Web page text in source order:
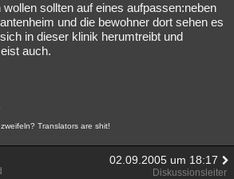
sollten auf eines aufpassen:neben
und die bewohner dort sehen es
in dieser klinik herumtreibt und
auch.
Translators are shit!
02.09.2005 um 18:17
Diskussionsleiter